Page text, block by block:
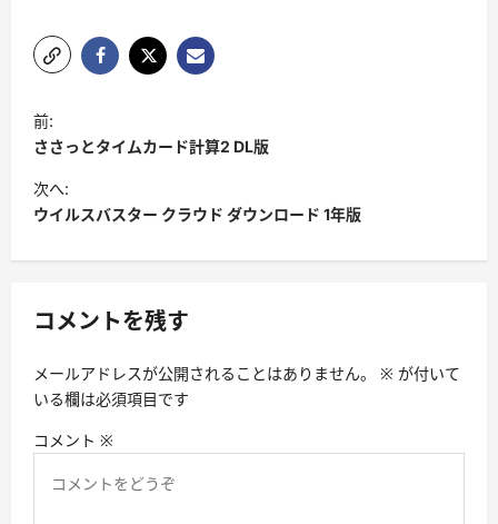
投
稿
ナ
ビ
シ
ン
前:
ささっとタイムカード計算2 DL版
次へ:
ウイルスバスター クラウド ダウンロード 1年版
コメントを残す
メールアドレスが公開されることはありません。 ※ が付いて
いる欄は必須項目です
コメント ※